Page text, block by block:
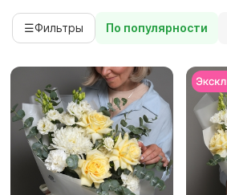
☰Фильтры По популярности